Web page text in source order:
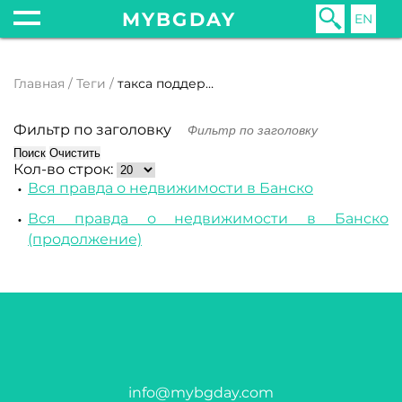
MYBGDAY EN
Главная Теги такса поддержки
Фильтр по заголовку
Поиск Очистить
Кол-во строк:
Вся правда о недвижимости в Банско
Вся правда о недвижимости в Банско
(продолжение)
info@mybgday.com